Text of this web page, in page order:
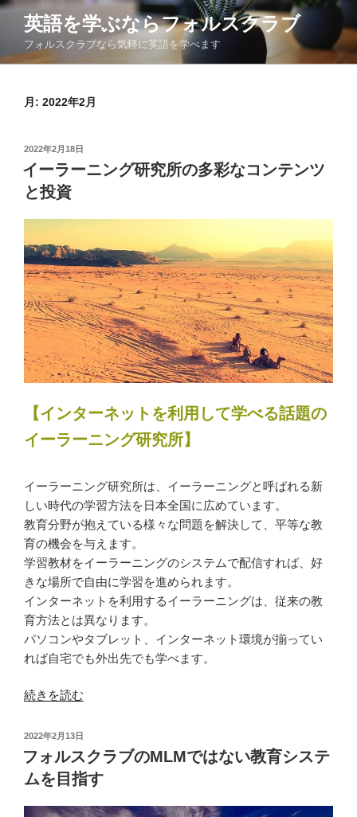
コ
ン
英語を学ぶならフォルスクラブ
フォルスクラブなら気軽に英語を学べます
月: 2022年2月
投
日:
2022年2月18日
イーラーニング研究所の多彩なコンテンツ
と投資
【インターネットを利用して学べる話題の
イーラーニング研究所】
イーラーニング研究所は、イーラーニングと呼ばれる新
しい時代の学習方法を日本全国に広めています。
教育分野が抱えている様々な問題を解決して、平等な教
育の機会を与えます。
学習教材をイーラーニングのシステムで配信すれば、好
きな場所で自由に学習を進められます。
インターネットを利用するイーラーニングは、従来の教
育方法とは異なります。
パソコンやタブレット、インターネット環境が揃ってい
れば自宅でも外出先でも学べます。
“イ
ラ
ー
ニ
ン
グ
続きを読む
投
稿
日:
2022年2月13日
フォルスクラブのMLMではない教育システ
ムを目指す